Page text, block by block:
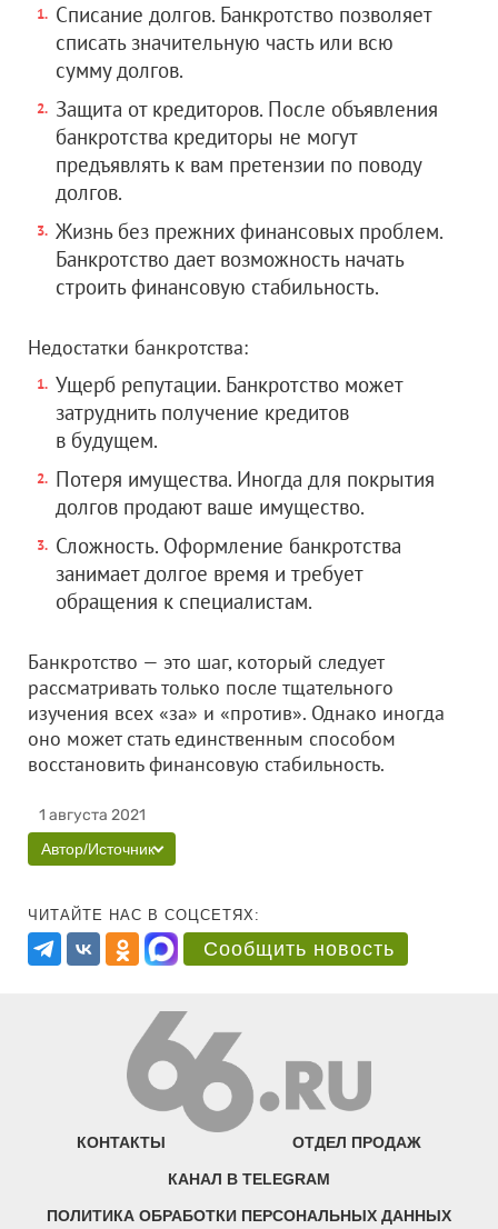
Списание долгов. Банкротство позволяет
списать значительную часть или всю
сумму долгов.
Защита от кредиторов. После объявления
банкротства кредиторы не могут
предъявлять к вам претензии по поводу
долгов.
Жизнь без прежних финансовых проблем.
Банкротство дает возможность начать
строить финансовую стабильность.
Недостатки банкротства:
Ущерб репутации. Банкротство может
затруднить получение кредитов
в будущем.
Потеря имущества. Иногда для покрытия
долгов продают ваше имущество.
Сложность. Оформление банкротства
занимает долгое время и требует
обращения к специалистам.
Банкротство — это шаг, который следует
рассматривать только после тщательного
изучения всех «за» и «против». Однако иногда
оно может стать единственным способом
восстановить финансовую стабильность.
1 августа 2021
Автор/Источник
ЧИТАЙТЕ НАС В СОЦСЕТЯХ:
Сообщить новость
КОНТАКТЫ ОТДЕЛ ПРОДАЖ
КАНАЛ В TELEGRAM
ПОЛИТИКА ОБРАБОТКИ ПЕРСОНАЛЬНЫХ ДАННЫХ